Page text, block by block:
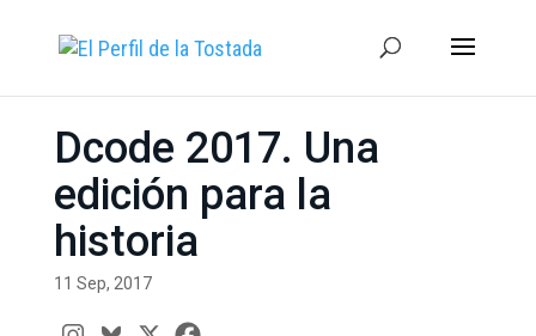
Dcode 2017. Una
edición para la
historia
11 Sep, 2017